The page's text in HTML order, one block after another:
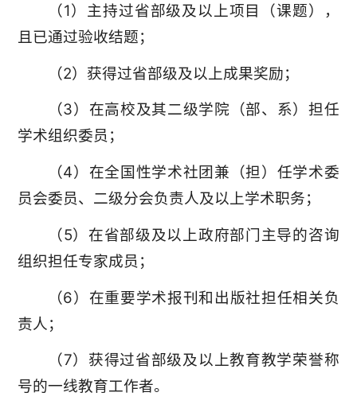
（1）主持过省部级及以上项目（课题），
且已通过验收结题；
（2）获得过省部级及以上成果奖励；
（3）在高校及其二级学院（部、系）担任
学术组织委员；
（4）在全国性学术社团兼（担）任学术委
员会委员、二级分会负责人及以上学术职务；
（5）在省部级及以上政府部门主导的咨询
组织担任专家成员；
（6）在重要学术报刊和出版社担任相关负
责人；
（7）获得过省部级及以上教育教学荣誉称
号的一线教育工作者。